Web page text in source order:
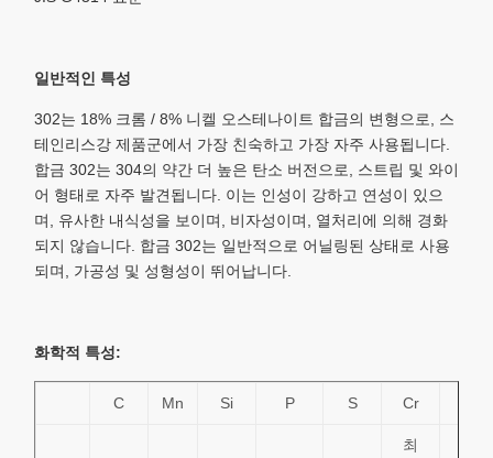
일반적인 특성
302는 18% 크롬 / 8% 니켈 오스테나이트 합금의 변형으로, 스
테인리스강 제품군에서 가장 친숙하고 가장 자주 사용됩니다.
합금 302는 304의 약간 더 높은 탄소 버전으로, 스트립 및 와이
어 형태로 자주 발견됩니다. 이는 인성이 강하고 연성이 있으
며, 유사한 내식성을 보이며, 비자성이며, 열처리에 의해 경화
되지 않습니다. 합금 302는 일반적으로 어닐링된 상태로 사용
되며, 가공성 및 성형성이 뛰어납니다.
화학적 특성:
C Mn Si P S Cr
최